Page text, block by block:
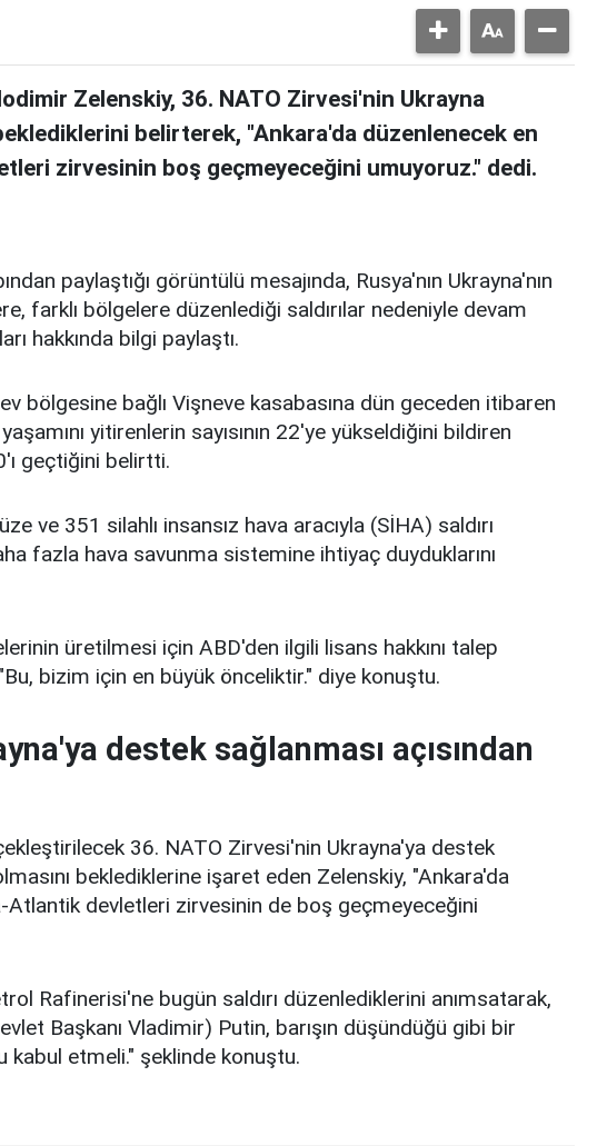
Zelenskiy, 36.⁠ ⁠NATO Zirvesi'nin Ukrayna
beklediklerini belirterek, "Ankara'da düzenlenecek en
zirvesinin boş geçmeyeceğini umuyoruz." dedi.
paylaştığı görüntülü mesajında, Rusya'nın Ukrayna'nın
farklı bölgelere düzenlediği saldırılar nedeniyle devam
hakkında bilgi paylaştı.
bölgesine bağlı Vişneve kasabasına dün geceden itibaren
yitirenlerin sayısının 22'ye yükseldiğini bildiren
geçtiğini belirtti.
ve 351 silahlı insansız hava aracıyla (SİHA) saldırı
fazla hava savunma sistemine ihtiyaç duyduklarını
üretilmesi için ABD'den ilgili lisans hakkını talep
bizim için en büyük önceliktir." diye konuştu.
destek sağlanması açısından
36.⁠ ⁠NATO Zirvesi'nin Ukrayna'ya destek
beklediklerine işaret eden Zelenskiy, "Ankara'da
Atlantik devletleri zirvesinin de boş geçmeyeceğini
Rafinerisi'ne bugün saldırı düzenlediklerini anımsatarak,
Başkanı Vladimir) Putin, barışın düşündüğü gibi bir
etmeli." şeklinde konuştu.